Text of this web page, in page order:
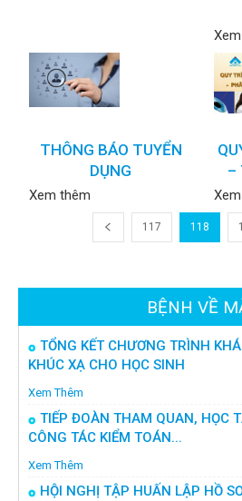
THÔNG BÁO TUYỂN
DỤNG
Xem thêm
–
117 118
BỆNH VỀ
TỔNG KẾT CHƯƠNG TRÌNH
KHÚC XẠ CHO HỌC SINH
Xem Thêm
TIẾP ĐOÀN THAM QUAN, HỌC
CÔNG TÁC KIỂM TOÁN...
Xem Thêm
HỘI NGHỊ TẬP HUẤN LẬP HỒ